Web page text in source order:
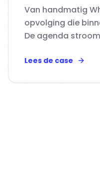
Van handmatig
opvolging die
De agenda
Lees de case